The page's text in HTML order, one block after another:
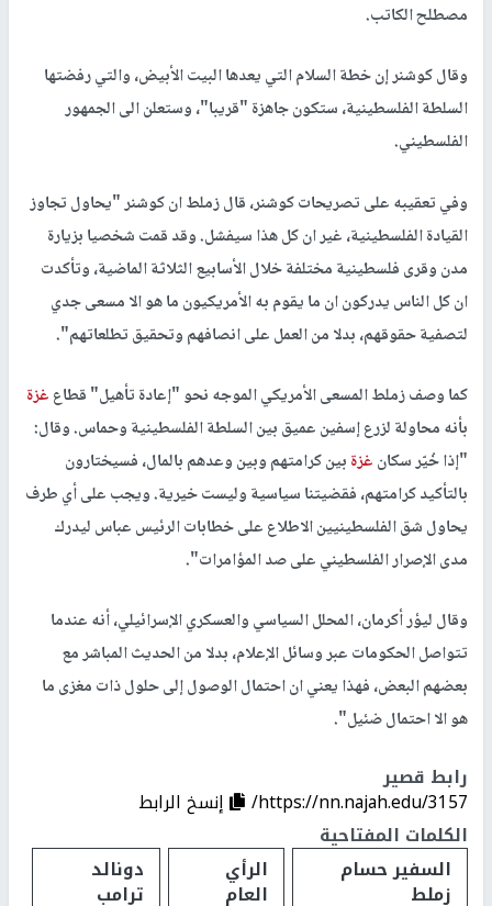
مصطلح الكاتب.
وقال كوشنر إن خطة السلام التي يعدها البيت الأبيض، والتي رفضتها
السلطة الفلسطينية، ستكون جاهزة "قريبا"، وستعلن الى الجمهور
الفلسطيني.
وفي تعقيبه على تصريحات كوشنر، قال زملط ان كوشنر "يحاول تجاوز
القيادة الفلسطينية، غير ان كل هذا سيفشل. وقد قمت شخصيا بزيارة
مدن وقرى فلسطينية مختلفة خلال الأسابيع الثلاثة الماضية، وتأكدت
ان كل الناس يدركون ان ما يقوم به الأمريكيون ما هو الا مسعى جدي
لتصفية حقوقهم، بدلا من العمل على انصافهم وتحقيق تطلعاتهم".
كما وصف زملط المسعى الأمريكي الموجه نحو "إعادة تأهيل" قطاعغزة
بأنه محاولة لزرع إسفين عميق بين السلطة الفلسطينية وحماس. وقال:
"إذا خُيّر سكانغزةبين كرامتهم وبين وعدهم بالمال، فسيختارون
بالتأكيد كرامتهم، فقضيتنا سياسية وليست خيرية. ويجب على أي طرف
يحاول شق الفلسطينيين الاطلاع على خطابات الرئيس عباس ليدرك
مدى الإصرار الفلسطيني على صد المؤامرات".
وقال ليؤر أكرمان، المحلل السياسي والعسكري الإسرائيلي، أنه عندما
تتواصل الحكومات عبر وسائل الإعلام، بدلا من الحديث المباشر مع
بعضهم البعض، فهذا يعني ان احتمال الوصول إلى حلول ذات مغزى ما
هو الا احتمال ضئيل".
رابط قصير
https://nn.najah.edu/3157/
إنسخ الرابط
الكلمات المفتاحية
السفير حسام
زملط
الرأي
العام
دونالد
ترامب